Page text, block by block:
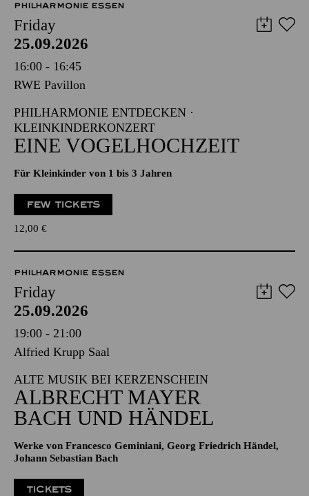
PHILHARMONIE ESSEN
Friday
25.09.2026
16:00 - 16:45
RWE Pavillon
PHILHARMONIE ENTDECKEN ·
KLEINKINDERKONZERT
EINE VOGELHOCHZEIT
Für Kleinkinder von 1 bis 3 Jahren
FEW TICKETS
12,00 €
PHILHARMONIE ESSEN
Friday
25.09.2026
19:00 - 21:00
Alfried Krupp Saal
ALTE MUSIK BEI KERZENSCHEIN
ALBRECHT MAYER
BACH UND HÄNDEL
Werke von Francesco Geminiani, Georg Friedrich Händel,
Johann Sebastian Bach
TICKETS